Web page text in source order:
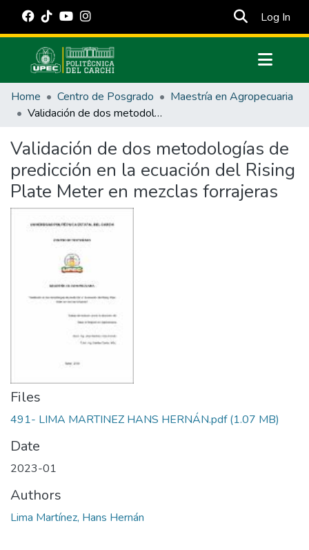
Log In
Communities & Collections
All of DSpace
Estadísticas Externas
Manuales
Home Centro de Posgrado
Maestría en Agropecuaria
Validación de dos metodologías de predicción en la ecuación del Rising Plate Meter en mezclas forrajeras
Validación de dos metodologías de
predicción en la ecuación del Rising
Plate Meter en mezclas forrajeras
Files
491- LIMA MARTINEZ HANS HERNÁN.pdf(1.07 MB)
Date
2023-01
Authors
Lima Martínez, Hans Hernán